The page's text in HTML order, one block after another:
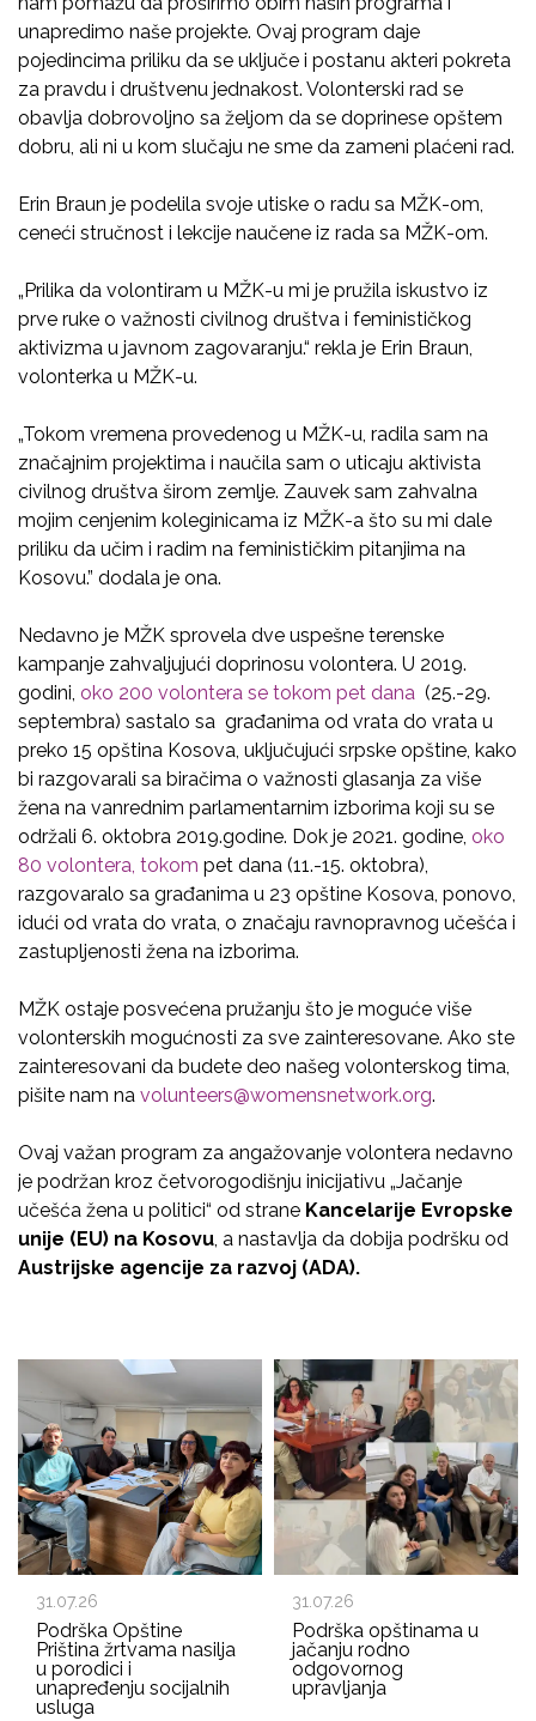
unapredimo naše projekte. Ovaj program daje
pojedincima priliku da se uključe i postanu akteri pokreta
za pravdu i društvenu jednakost. Volonterski rad se
obavlja dobrovoljno sa željom da se doprinese opštem
dobru, ali ni u kom slučaju ne sme da zameni plaćeni rad.
Erin Braun je podelila svoje utiske o radu sa MŽK-om,
ceneći stručnost i lekcije naučene iz rada sa MŽK-om.
„Prilika da volontiram u MŽK-u mi je pružila iskustvo iz
prve ruke o važnosti civilnog društva i feminističkog
aktivizma u javnom zagovaranju.“ rekla je Erin Braun,
volonterka u MŽK-u.
„Tokom vremena provedenog u MŽK-u, radila sam na
značajnim projektima i naučila sam o uticaju aktivista
civilnog društva širom zemlje. Zauvek sam zahvalna
mojim cenjenim koleginicama iz MŽK-a što su mi dale
priliku da učim i radim na feminističkim pitanjima na
Kosovu.” dodala je ona.
Nedavno je MŽK sprovela dve uspešne terenske
kampanje zahvaljujući doprinosu volontera. U 2019.
godini, oko 200 volontera se tokom pet dana (25.-29.
septembra) sastalo sa građanima od vrata do vrata u
preko 15 opština Kosova, uključujući srpske opštine, kako
bi razgovarali sa biračima o važnosti glasanja za više
žena na vanrednim parlamentarnim izborima koji su se
održali 6. oktobra 2019.godine. Dok je 2021. godine, oko
80 volontera, tokom pet dana (11.-15. oktobra),
razgovaralo sa građanima u 23 opštine Kosova, ponovo,
idući od vrata do vrata, o značaju ravnopravnog učešća i
zastupljenosti žena na izborima.
MŽK ostaje posvećena pružanju što je moguće više
volonterskih mogućnosti za sve zainteresovane. Ako ste
zainteresovani da budete deo našeg volonterskog tima,
pišite nam na volunteers@womensnetwork.org.
Ovaj važan program za angažovanje volontera nedavno
je podržan kroz četvorogodišnju inicijativu „Jačanje
učešća žena u politici“ od strane Kancelarije Evropske
unije (EU) na Kosovu, a nastavlja da dobija podršku od
Austrijske agencije za razvoj (ADA).
31.07.26
Podrška Opštine
Priština žrtvama nasilja
u porodici i
unapređenju socijalnih
usluga
31.07.26
Podrška opštinama u
jačanju rodno
odgovornog
upravljanja